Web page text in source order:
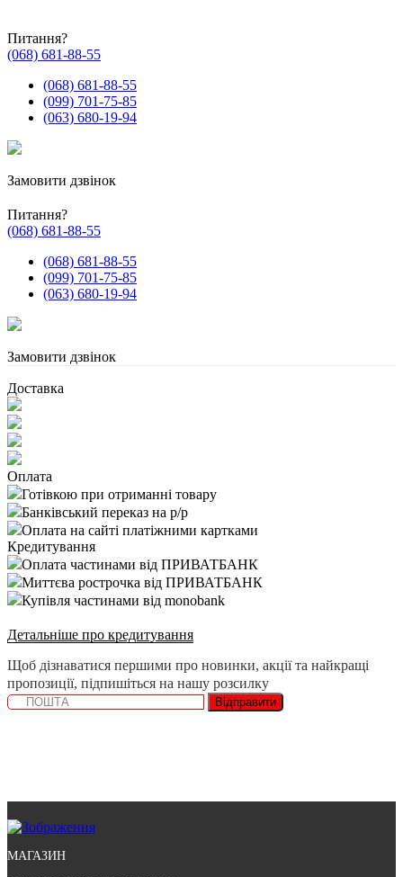
Питання?
(068) 681-88-55
(068) 681-88-55
(099) 701-75-85
(063) 680-19-94
Замовити дзвінок
Питання?
(068) 681-88-55
(068) 681-88-55
(099) 701-75-85
(063) 680-19-94
Замовити дзвінок
Доставка
Оплата
Готівкою при отриманні товару
Банківський переказ на р/р
Оплата на сайті платіжними картками
Кредитування
Оплата частинами від ПРИВАТБАНК
Миттєва рострочка від ПРИВАТБАНК
Купівля частинами від monobank
Детальніше про кредитування
Щоб дізнаватися першими про новинки, акції та найкращі
пропозиції, підпишіться на нашу розсилку
Відправити
МАГАЗИН